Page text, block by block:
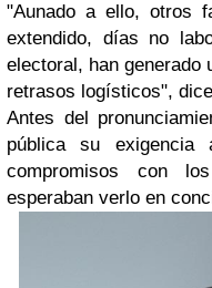
"Aunado a ello, otros
extendido, días no
electoral, han generado
retrasos logísticos",
Antes del
pública su
compromisos con
esperaban verlo en